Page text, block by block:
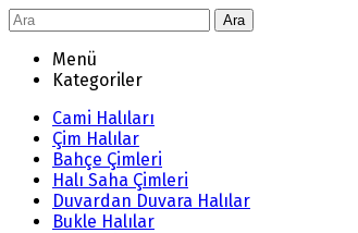
Ara
Menü
Kategoriler
Cami Halıları
Çim Halılar
Bahçe Çimleri
Halı Saha Çimleri
Duvardan Duvara Halılar
Bukle Halılar